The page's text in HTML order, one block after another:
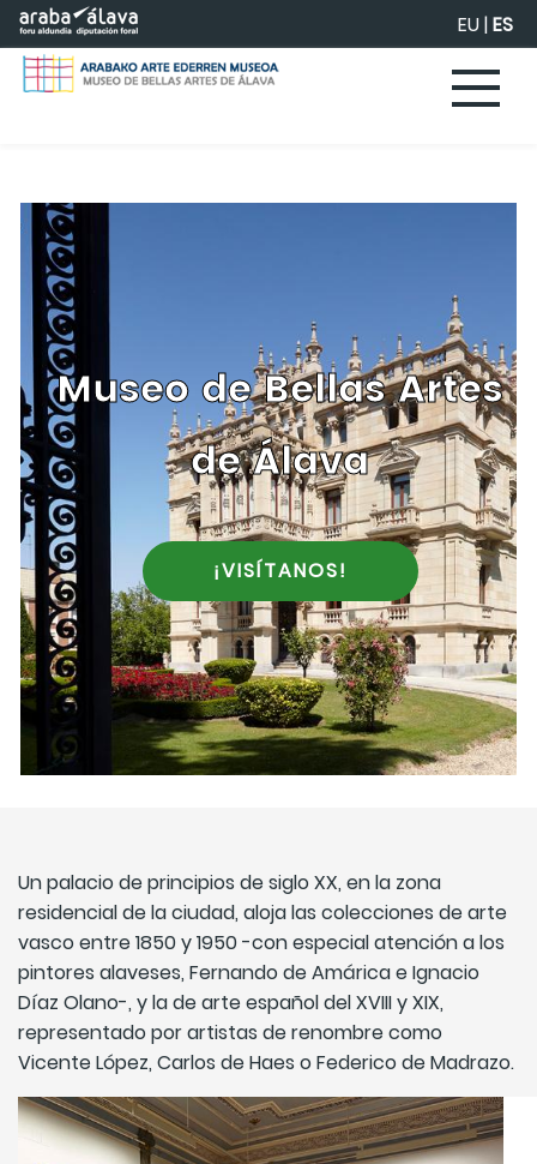
Saltar al contenido principal EU|ES
Museo de Bellas Artes
de Álava
¡VISÍTANOS!
Un palacio de principios de siglo XX, en la zona
residencial de la ciudad, aloja las colecciones de arte
vasco entre 1850 y 1950 -con especial atención a los
pintores alaveses, Fernando de Amárica e Ignacio
Díaz Olano-, y la de arte español del XVIII y XIX,
representado por artistas de renombre como
Vicente López, Carlos de Haes o Federico de Madrazo.